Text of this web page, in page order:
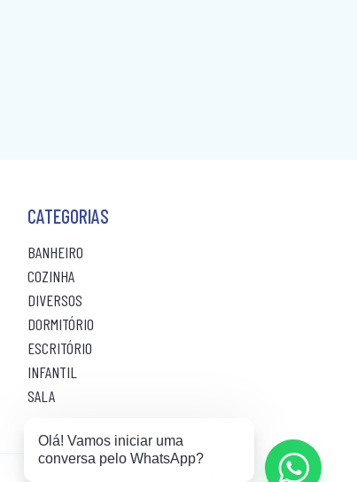
CATEGORIAS
BANHEIRO
COZINHA
DIVERSOS
DORMITÓRIO
ESCRITÓRIO
INFANTIL
SALA
Olá! Vamos iniciar uma
conversa pelo WhatsApp?